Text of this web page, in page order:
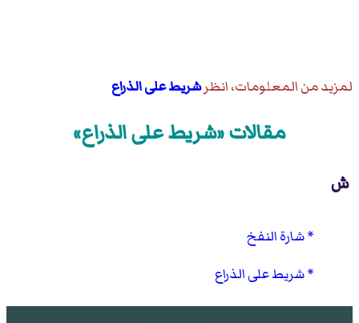
لمزيد من المعلومات، انظرشريط على الذراع
مقالات «شريط على الذراع»
ش
شارة النفخ
شريط على الذراع